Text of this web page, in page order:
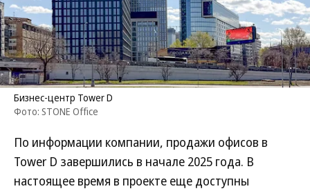
Бизнес-центр Tower D
Фото: STONE Office
По информации компании, продажи офисов в
Tower D завершились в начале 2025 года. В
настоящее время в проекте еще доступны